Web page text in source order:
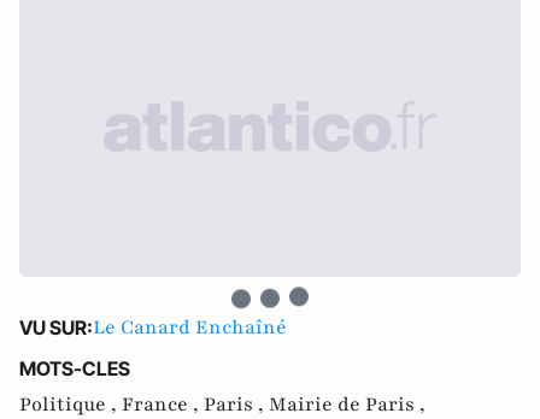
VU SUR:Le Canard Enchaîné
MOTS-CLES
Politique , France , Paris , Mairie de Paris ,